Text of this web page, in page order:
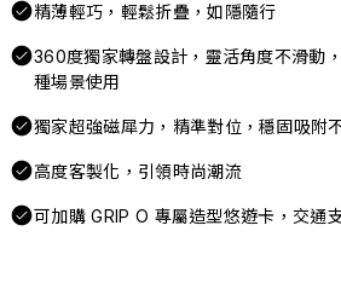
精薄輕巧，輕鬆折疊，如隱隨行
360度獨家轉盤設計，靈活角度不滑動
種場景使用
獨家超強磁犀力，精準對位，穩固吸附
高度客製化，引領時尚潮流
可加購 GRIP O 專屬造型悠遊卡，交通